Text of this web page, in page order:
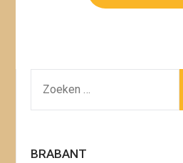
NAAR:
BRABANT